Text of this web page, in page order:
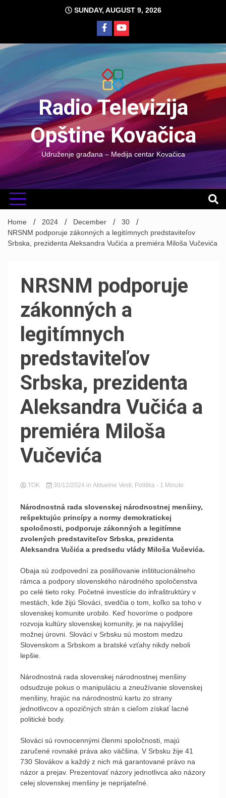
SUNDAY, AUGUST 9, 2026
Radio Televizija
Opštine Kovačica
Udruženje građana – Medija centar Kovačica
Home 2024 December
30
NRSNM podporuje zákonných a legitímnych predstaviteľov
Srbska, prezidenta Aleksandra Vučića a premiéra Miloša Vučevića
NRSNM podporuje
zákonných a
legitímnych
predstaviteľov
Srbska, prezidenta
Aleksandra Vučića a
premiéra Miloša
Vučevića
TOK 30/12/2024 in Aktuelne Vesti, Politika - 1 Minute
Národnostná rada slovenskej národnostnej menšiny,
rešpektujúc princípy a normy demokratickej
spoločnosti, podporuje zákonných a legitímne
zvolených predstaviteľov Srbska, prezidenta
Aleksandra Vučića a predsedu vlády Miloša Vučevića.
Obaja sú zodpovední za posilňovanie inštitucionálneho
rámca a podpory slovenského národného spoločenstva
po celé tieto roky. Početné investície do infraštruktúry v
mestách, kde žijú Slováci, svedčia o tom, koľko sa toho v
slovenskej komunite urobilo. Keď hovoríme o podpore
rozvoja kultúry slovenskej komunity, je na najvyššej
možnej úrovni. Slováci v Srbsku sú mostom medzu
Slovenskom a Srbskom a bratské vzťahy nikdy neboli
lepšie.
Národnostná rada slovenskej národnostnej menšiny
odsudzuje pokus o manipuláciu a zneužívanie slovenskej
menšiny, hrajúc na národnostnú kartu zo strany
jednotlivcov a opozičných strán s cieľom získať lacné
politické body.
Slováci sú rovnocennými členmi spoločnosti, majú
zaručené rovnaké práva ako väčšina. V Srbsku žije 41
730 Slovákov a každý z nich má garantované právo na
názor a prejav. Prezentovať názory jednotlivca ako názory
celej slovenskej menšiny je neprijateľné.